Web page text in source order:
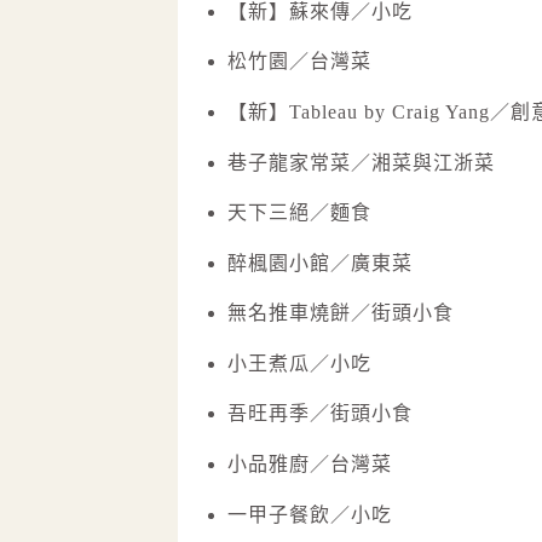
【新】蘇來傳／小吃
松竹園／台灣菜
【新】Tableau by Craig Yang／創
巷子龍家常菜／湘菜與江浙菜
天下三絕／麵食
醉楓園小館／廣東菜
無名推車燒餅／街頭小食
小王煮瓜／小吃
吾旺再季／街頭小食
小品雅廚／台灣菜
一甲子餐飲／小吃